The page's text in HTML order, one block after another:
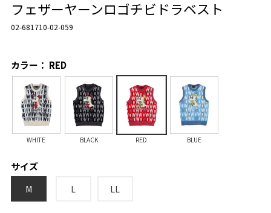
フェザーヤーンロゴチビドラベスト
02-681710-02-059
カラー： RED
WHITE BLACK RED BLUE
サイズ
M L LL